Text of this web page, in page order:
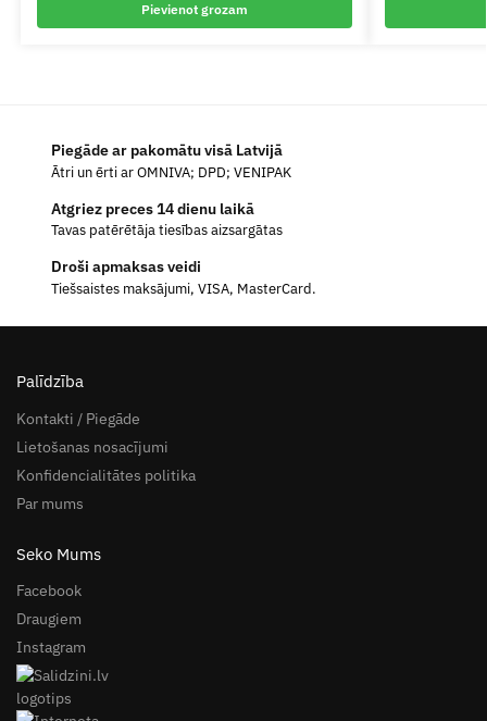
Pievienot grozam
Piegāde ar pakomātu visā Latvijā
Ātri un ērti ar OMNIVA; DPD; VENIPAK
Atgriez preces 14 dienu laikā
Tavas patērētāja tiesības aizsargātas
Droši apmaksas veidi
Tiešsaistes maksājumi, VISA, MasterCard.
Palīdzība
Kontakti / Piegāde
Lietošanas nosacījumi
Konfidencialitātes politika
Par mums
Seko Mums
Facebook
Draugiem
Instagram